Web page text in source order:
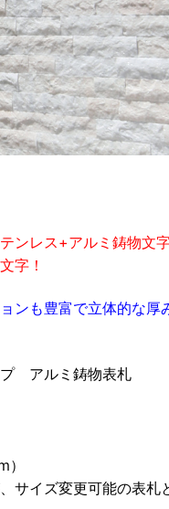
ンレス+アルミ鋳物文字
字！
ンも豊富で立体的な厚
アルミ鋳物表札
サイズ変更可能の表札